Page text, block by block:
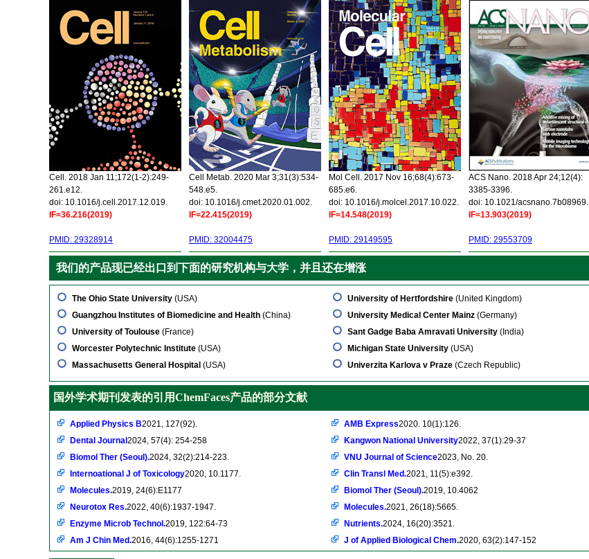
Cell. 2018 Jan 11;172(1-2):249-
261.e12.
doi: 10.1016/j.cell.2017.12.019.
IF=36.216(2019)
PMID: 29328914
Cell Metab. 2020 Mar 3;31(3):534-
548.e5.
doi: 10.1016/j.cmet.2020.01.002.
IF=22.415(2019)
PMID: 32004475
Mol Cell. 2017 Nov 16;68(4):673-
685.e6.
doi: 10.1016/j.molcel.2017.10.022.
IF=14.548(2019)
PMID: 29149595
ACS Nano. 2018 Apr 24;12(4):
3385-3396.
doi: 10.1021/acsnano.7b08969.
IF=13.903(2019)
PMID: 29553709
我们的产品现已经出口到下面的研究机构与大学，并且还在增涨
The Ohio State University (USA)
Guangzhou Institutes of Biomedicine and Health (China)
University of Toulouse (France)
Worcester Polytechnic Institute (USA)
Massachusetts General Hospital (USA)
University of Hertfordshire (United Kingdom)
University Medical Center Mainz (Germany)
Sant Gadge Baba Amravati University (India)
Michigan State University (USA)
Univerzita Karlova v Praze (Czech Republic)
国外学术期刊发表的引用ChemFaces产品的部分文献
Applied Physics B2021, 127(92).
Dental Journal 2024, 57(4): 254-258
Biomol Ther (Seoul).2024, 32(2):214-223.
Internoational J of Toxicology2020, 10.1177.
Molecules.2019, 24(6):E1177
Neurotox Res.2022, 40(6):1937-1947.
Enzyme Microb Technol.2019, 122:64-73
Am J Chin Med.2016, 44(6):1255-1271
AMB Express2020. 10(1):126.
Kangwon National University2022, 37(1):29-37
VNU Journal of Science2023, No. 20.
Clin Transl Med.2021, 11(5):e392.
Biomol Ther (Seoul).2019, 10.4062
Molecules.2021, 26(18):5665.
Nutrients.2024, 16(20):3521.
J of Applied Biological Chem.2020, 63(2):147-152